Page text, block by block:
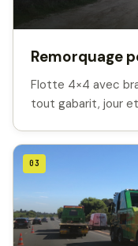
Remorquage
Flotte 4×4 avec
tout gabarit, jour
03